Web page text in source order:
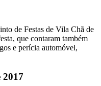
de Festas de Vila Chã de
que contaram também
e perícia automóvel,
2017